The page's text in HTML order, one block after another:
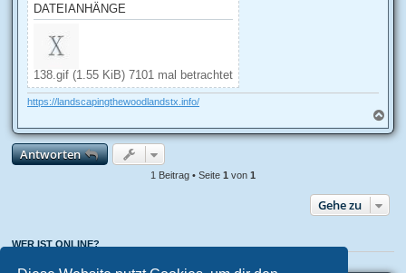
DATEIANHÄNGE
138.gif (1.55 KiB) 7101 mal betrachtet
https://landscapingthewoodlandstx.info/
a
c
Antworten
1 Beitrag • Seite 1 von 1
Gehe zu
WER IST ONLINE?